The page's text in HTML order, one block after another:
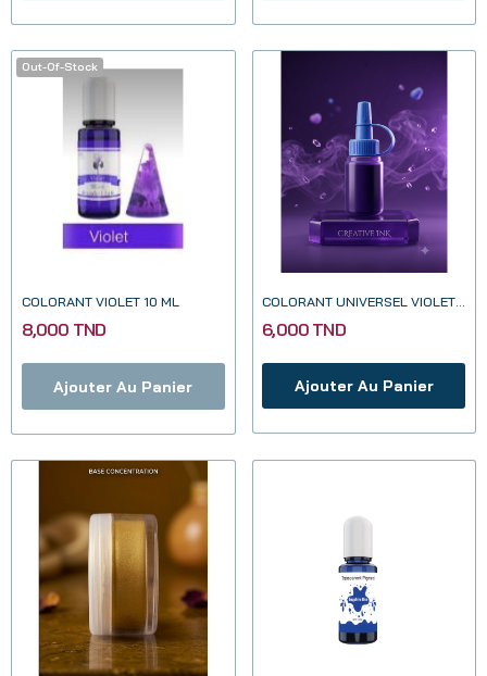
Out-Of-Stock
COLORANT VIOLET 10 ML
8,000 TND
Ajouter Au Panier
6,000 TND
Ajouter Au Panier